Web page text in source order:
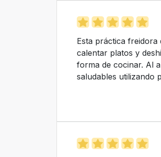
Esta práctica
calentar platos y
forma de cocinar. Al
saludables utilizando